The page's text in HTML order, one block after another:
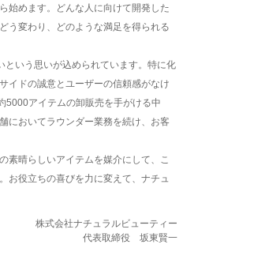
始めます。どんな人に向けて開発した
う変わり、どのような満足を得られる
という思いが込められています。特に化
イドの誠意とユーザーの信頼感がなけ
5000アイテムの卸販売を手がける中
においてラウンダー業務を続け、お客
素晴らしいアイテムを媒介にして、こ
お役立ちの喜びを力に変えて、ナチュ
株式会社ナチュラルビューティー
代表取締役 坂東賢一